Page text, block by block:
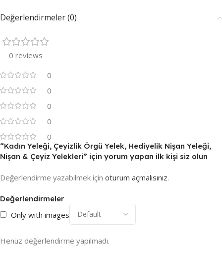
Değerlendirmeler (0)
0 reviews
0
0
0
0
0
Değerlendirmeler
Only with images
Henüz değerlendirme yapılmadı.
“Kadın Yeleği, Çeyizlik Örgü Yelek, Hediyelik Nişan Yeleği,
Nişan & Çeyiz Yelekleri” için yorum yapan ilk kişi siz olun
Değerlendirme yazabilmek için oturum açmalısınız.